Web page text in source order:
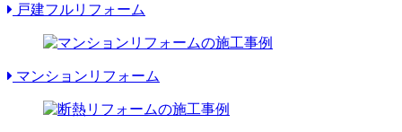
戸建フルリフォーム
マンションリフォーム